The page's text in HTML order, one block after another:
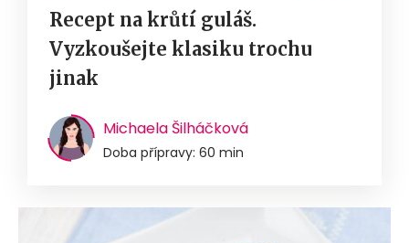
Recept na krůtí guláš.
Vyzkoušejte klasiku trochu
jinak
Michaela Šilháčková
Doba přípravy: 60 min